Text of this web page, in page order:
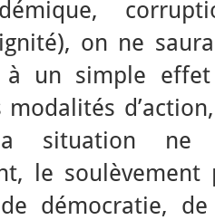
on ne
à un simple
situation ne
le
démocratie,